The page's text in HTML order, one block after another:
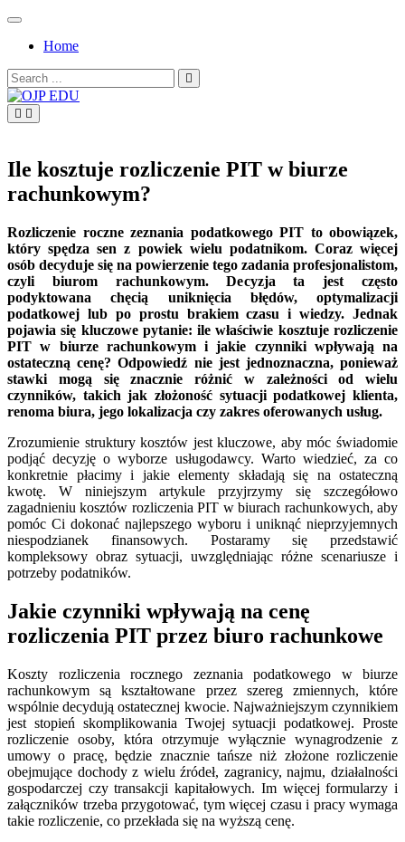
Skip
contentHome
Search
for:
Ile kosztuje rozliczenie PIT w biurze
rachunkowym?
Rozliczenie roczne zeznania podatkowego PIT to obowiązek,
który spędza sen z powiek wielu podatnikom. Coraz więcej
osób decyduje się na powierzenie tego zadania profesjonalistom,
czyli biurom rachunkowym. Decyzja ta jest często
podyktowana chęcią uniknięcia błędów, optymalizacji
podatkowej lub po prostu brakiem czasu i wiedzy. Jednak
pojawia się kluczowe pytanie: ile właściwie kosztuje rozliczenie
PIT w biurze rachunkowym i jakie czynniki wpływają na
ostateczną cenę? Odpowiedź nie jest jednoznaczna, ponieważ
stawki mogą się znacznie różnić w zależności od wielu
czynników, takich jak złożoność sytuacji podatkowej klienta,
renoma biura, jego lokalizacja czy zakres oferowanych usług.
Zrozumienie struktury kosztów jest kluczowe, aby móc świadomie
podjąć decyzję o wyborze usługodawcy. Warto wiedzieć, za co
konkretnie płacimy i jakie elementy składają się na ostateczną
kwotę. W niniejszym artykule przyjrzymy się szczegółowo
zagadnieniu kosztów rozliczenia PIT w biurach rachunkowych, aby
pomóc Ci dokonać najlepszego wyboru i uniknąć nieprzyjemnych
niespodzianek finansowych. Postaramy się przedstawić
kompleksowy obraz sytuacji, uwzględniając różne scenariusze i
potrzeby podatników.
Jakie czynniki wpływają na cenę
rozliczenia PIT przez biuro rachunkowe
Koszty rozliczenia rocznego zeznania podatkowego w biurze
rachunkowym są kształtowane przez szereg zmiennych, które
wspólnie decydują ostatecznej kwocie. Najważniejszym czynnikiem
jest stopień skomplikowania Twojej sytuacji podatkowej. Proste
rozliczenie osoby, która otrzymuje wyłącznie wynagrodzenie z
umowy o pracę, będzie znacznie tańsze niż złożone rozliczenie
obejmujące dochody z wielu źródeł, zagranicy, najmu, działalności
gospodarczej czy transakcji kapitałowych. Im więcej formularzy i
załączników trzeba przygotować, tym więcej czasu i pracy wymaga
takie rozliczenie, co przekłada się na wyższą cenę.